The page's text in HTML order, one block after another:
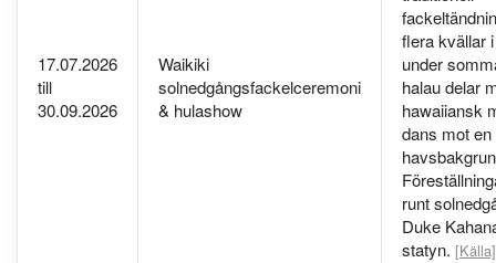
17.07.2026
till
30.09.2026
Waikiki
solnedgångsfackelceremoni
& hulashow
flera kvällar
under
halau delar
hawaiiansk
dans mot en
runt
Duke
statyn. [Källa]